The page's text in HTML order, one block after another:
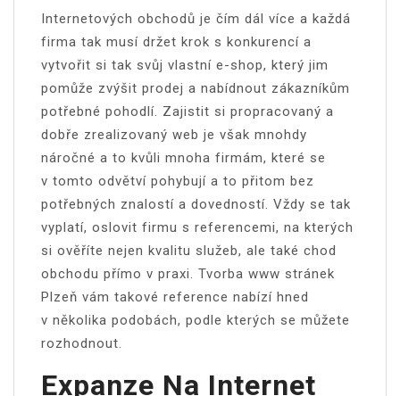
Internetových obchodů je čím dál více a každá
firma tak musí držet krok s konkurencí a
vytvořit si tak svůj vlastní e-shop, který jim
pomůže zvýšit prodej a nabídnout zákazníkům
potřebné pohodlí. Zajistit si propracovaný a
dobře zrealizovaný web je však mnohdy
náročné a to kvůli mnoha firmám, které se
v tomto odvětví pohybují a to přitom bez
potřebných znalostí a dovedností. Vždy se tak
vyplatí, oslovit firmu s referencemi, na kterých
si ověříte nejen kvalitu služeb, ale také chod
obchodu přímo v praxi. Tvorba www stránek
Plzeň vám takové reference nabízí hned
v několika podobách, podle kterých se můžete
rozhodnout.
Expanze Na Internet